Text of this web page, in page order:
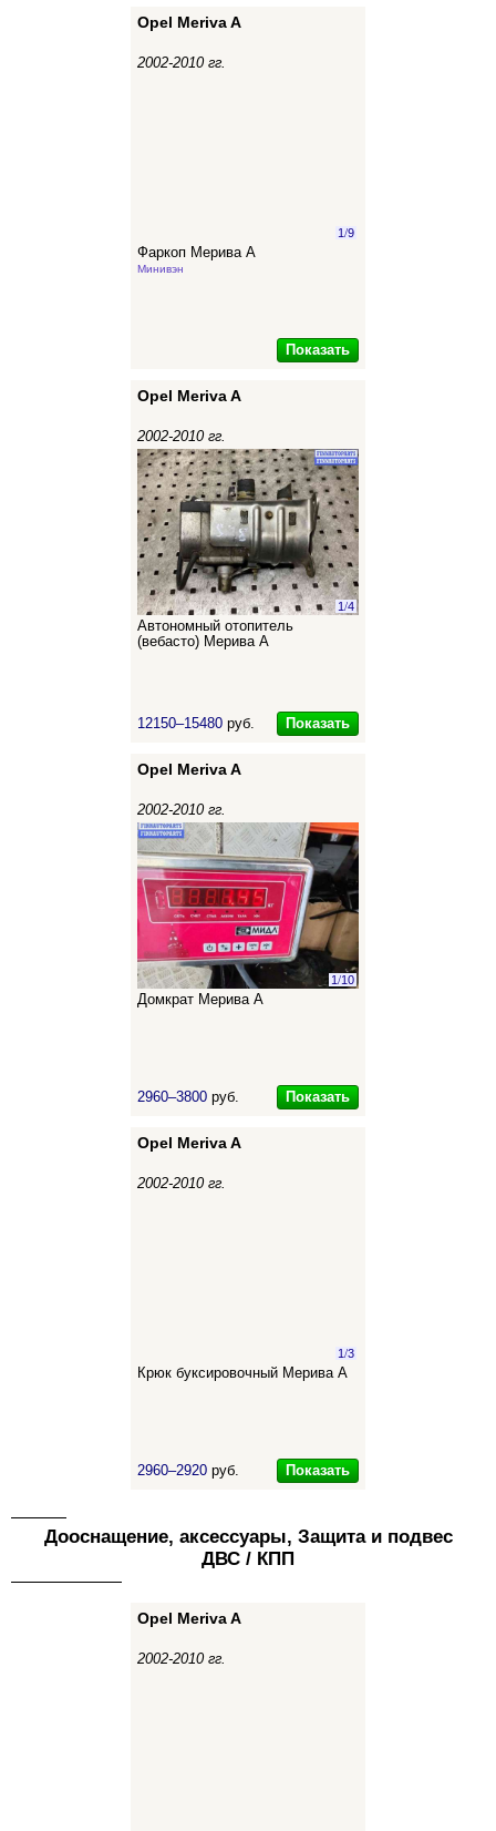
Opel Meriva A
2002-2010 гг.
1/9
Фаркоп Мерива А
Минивэн
Показать
Opel Meriva A
2002-2010 гг.
1/4
Автономный отопитель
(вебасто) Мерива А
12150–15480 руб. Показать
Opel Meriva A
2002-2010 гг.
1/10
Домкрат Мерива А
2960–3800 руб. Показать
Opel Meriva A
2002-2010 гг.
1/3
Крюк буксировочный Мерива А
2960–2920 руб. Показать
Дооснащение, аксессуары, Защита и подвес
ДВС / КПП
Opel Meriva A
2002-2010 гг.